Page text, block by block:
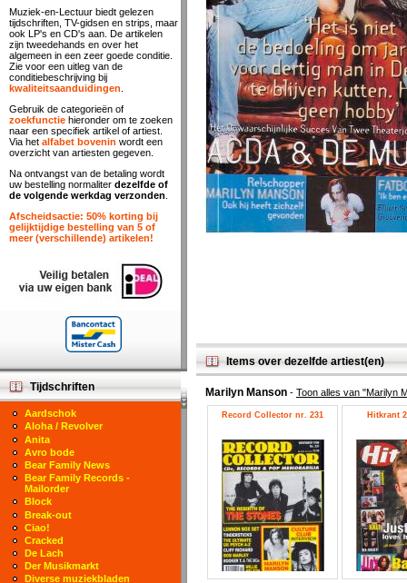
Items over dezelfde artiest(en)
Marilyn Manson - Toon alles van "Marilyn
Record Collector nr. 231 Hitkrant
Muziek-en-Lectuur biedt gelezen
tijdschriften, TV-gidsen en strips, maar
ook LP's en CD's aan. De artikelen
zijn tweedehands en over het
algemeen in een zeer goede conditie.
Zie voor een uitleg van de
conditiebeschrijving bij
kwaliteitsaanduidingen
Gebruik de categorieën of
zoekfunctie hieronder om te zoeken
naar een specifiek artikel of artiest.
Via het alfabet bovenin wordt een
overzicht van artiesten gegeven.
Na ontvangst van de betaling wordt
uw bestelling normaliter dezelfde of
de volgende werkdag verzonden
Afscheidsactie: 50% korting bij
gelijktijdige bestelling van 5 of
meer (verschillende) artikelen!
Tijdschriften
Aardschok
Aloha / Revolver
Anita
Avro bode
Bear Family News
Bear Family Records -
Mailorder
Block
Break-out
Ciao!
Cracked
De Lach
Der Musikmarkt
Diverse muziekbladen